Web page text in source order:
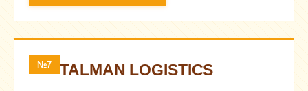
№7 TALMAN LOGISTICS